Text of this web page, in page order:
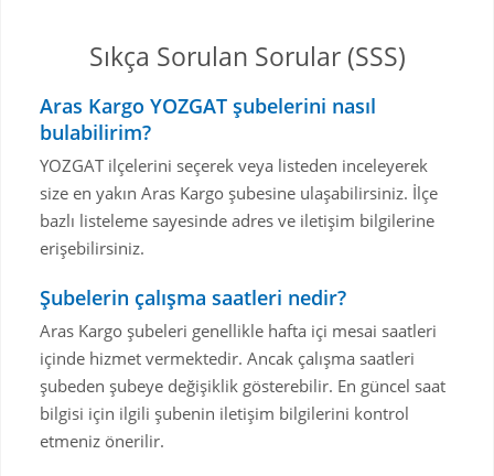
Sıkça Sorulan Sorular (SSS)
Aras Kargo YOZGAT şubelerini nasıl
bulabilirim?
YOZGAT ilçelerini seçerek veya listeden inceleyerek
size en yakın Aras Kargo şubesine ulaşabilirsiniz. İlçe
bazlı listeleme sayesinde adres ve iletişim bilgilerine
erişebilirsiniz.
Şubelerin çalışma saatleri nedir?
Aras Kargo şubeleri genellikle hafta içi mesai saatleri
içinde hizmet vermektedir. Ancak çalışma saatleri
şubeden şubeye değişiklik gösterebilir. En güncel saat
bilgisi için ilgili şubenin iletişim bilgilerini kontrol
etmeniz önerilir.